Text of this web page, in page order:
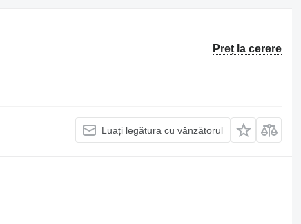
Preț la cerere
Luați legătura cu vânzătorul